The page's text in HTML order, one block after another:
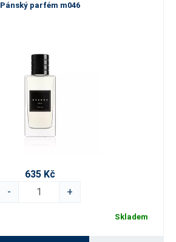
Pánský parfém m046
635 Kč
-
+
Skladem